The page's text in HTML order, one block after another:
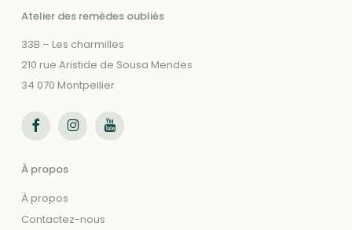
Atelier des remèdes oubliés
33B – Les charmilles
210 rue Aristide de Sousa Mendes
34 070 Montpellier
Suivez-nous sur FacebookSuivez-nous sur InstagramSuivez-nous sur Youtube
À propos
À propos
Contactez-nous